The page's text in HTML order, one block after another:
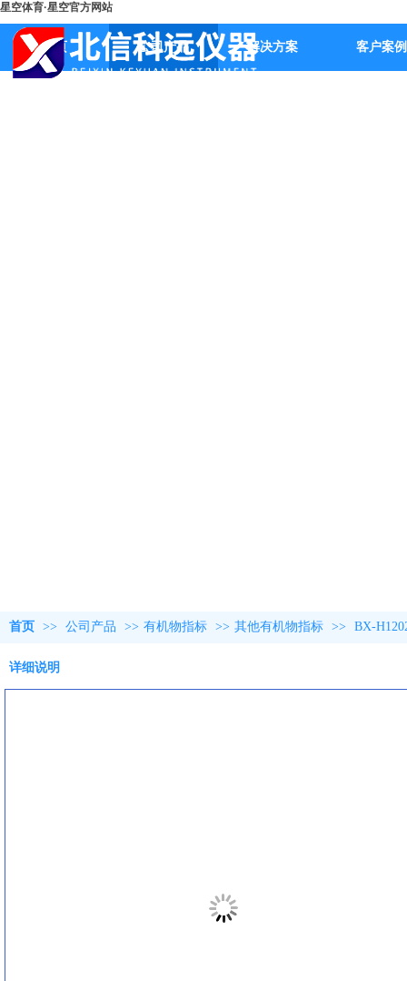
星空体育·星空官方网站
首页 公司产品 解决方案 客户案例
首页 >> 公司产品 >> 有机物指标 >> 其他有机物指标 >> BX-
详细说明